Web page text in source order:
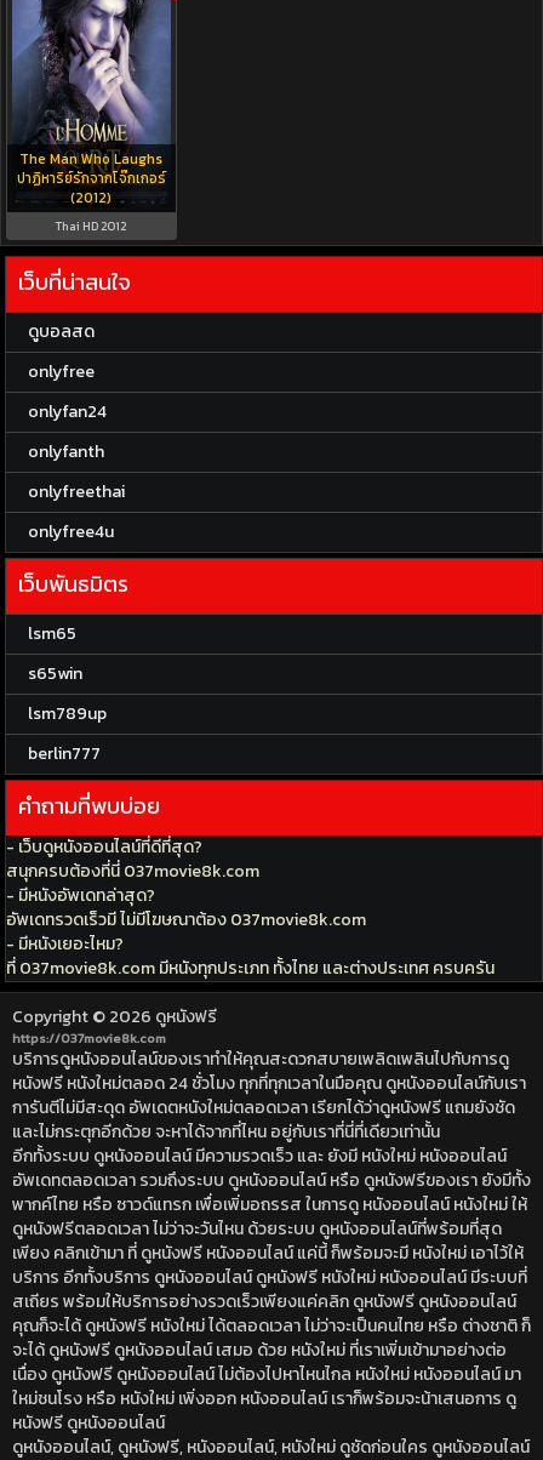
The Man Who Laughs
ปาฏิหาริย์รักจากโจ๊กเกอร์
(2012)
Thai HD 2012
เว็บที่น่าสนใจ
ดูบอลสด
onlyfree
onlyfan24
onlyfanth
onlyfreethai
onlyfree4u
เว็บพันธมิตร
lsm65
s65win
lsm789up
berlin777
คำถามที่พบบ่อย
- เว็บดูหนังออนไลน์ที่ดีที่สุด?
สนุกครบต้องที่นี่ 037movie8k.com
- มีหนังอัพเดทล่าสุด?
อัพเดทรวดเร็วมี ไม่มีโฆษณาต้อง 037movie8k.com
- มีหนังเยอะไหม?
ที่ 037movie8k.com มีหนังทุกประเภท ทั้งไทย และต่างประเทศ ครบครัน
Copyright © 2026 ดูหนังฟรี
https://037movie8k.com
บริการดูหนังออนไลน์ของเราทำให้คุณสะดวกสบายเพลิดเพลินไปกับการดู
หนังฟรี หนังใหม่ตลอด 24 ชั่วโมง ทุกที่ทุกเวลาในมือคุณ ดูหนังออนไลน์กับเรา
การันตีไม่มีสะดุด อัพเดตหนังใหม่ตลอดเวลา เรียกได้ว่าดูหนังฟรี แถมยังชัด
และไม่กระตุกอีกด้วย จะหาได้จากที่ไหน อยู่กับเราที่นี่ที่เดียวเท่านั้น
อีกทั้งระบบ ดูหนังออนไลน์ มีความรวดเร็ว และ ยังมี หนังใหม่ หนังออนไลน์
อัพเดทตลอดเวลา รวมถึงระบบ ดูหนังออนไลน์ หรือ ดูหนังฟรีของเรา ยังมีทั้ง
พากค์ไทย หรือ ซาวด์แทรก เพื่อเพิ่มอถรรส ในการดู หนังออนไลน์ หนังใหม่ ให้
ดูหนังฟรีตลอดเวลา ไม่ว่าจะวันไหน ด้วยระบบ ดูหนังออนไลน์ที่พร้อมที่สุด
เพียง คลิกเข้ามา ที่ ดูหนังฟรี หนังออนไลน์ แค่นี้ ก็พร้อมจะมี หนังใหม่ เอาไว้ให้
บริการ อีกทั้งบริการ ดูหนังออนไลน์ ดูหนังฟรี หนังใหม่ หนังออนไลน์ มีระบบที่
สเถียร พร้อมให้บริการอย่างรวดเร็วเพียงแค่คลิก ดูหนังฟรี ดูหนังออนไลน์
คุณก็จะได้ ดูหนังฟรี หนังใหม่ ได้ตลอดเวลา ไม่ว่าจะเป็นคนไทย หรือ ต่างชาติ ก็
จะได้ ดูหนังฟรี ดูหนังออนไลน์ เสมอ ด้วย หนังใหม่ ที่เราเพิ่มเข้ามาอย่างต่อ
เนื่อง ดูหนังฟรี ดูหนังออนไลน์ ไม่ต้องไปหาไหนไกล หนังใหม่ หนังออนไลน์ มา
ใหม่ชนโรง หรือ หนังใหม่ เพิ่งออก หนังออนไลน์ เราก็พร้อมจะน้าเสนอการ ดู
หนังฟรี ดูหนังออนไลน์
ดูหนังออนไลน์, ดูหนังฟรี, หนังออนไลน์, หนังใหม่ ดูชัดก่อนใคร ดูหนังออนไลน์